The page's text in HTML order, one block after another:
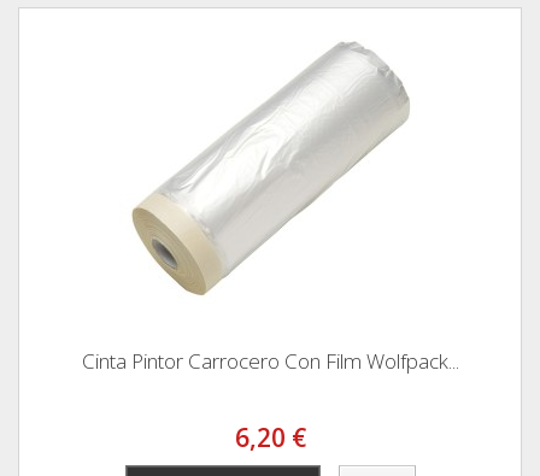
Cinta Pintor Carrocero Con Film Wolfpack...
6,20 €